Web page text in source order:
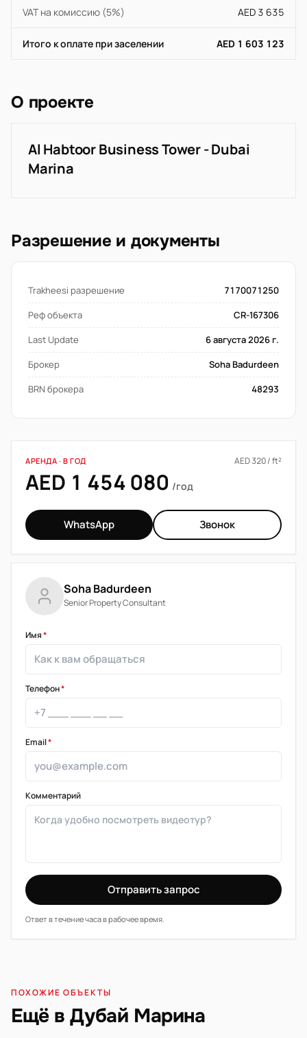
VAT на комиссию (5%) AED 3 635
Итого к оплате при заселении AED 1 603 123
О проекте
Al Habtoor Business Tower - Dubai
Marina
Разрешение и документы
Trakheesi разрешение
7170071250
Реф объекта
CR-167306
Last Update
6 августа 2026 г.
Брокер
Soha Badurdeen
BRN брокера
48293
АРЕНДА · В ГОД AED 320 / ft²
AED 1 454 080 /год
WhatsApp Звонок
Soha Badurdeen
Senior Property Consultant
Имя*
Телефон*
Email*
Комментарий
Отправить запрос
Ответ в течение часа в рабочее время.
ПОХОЖИЕ ОБЪЕКТЫ
Ещё в Дубай Марина